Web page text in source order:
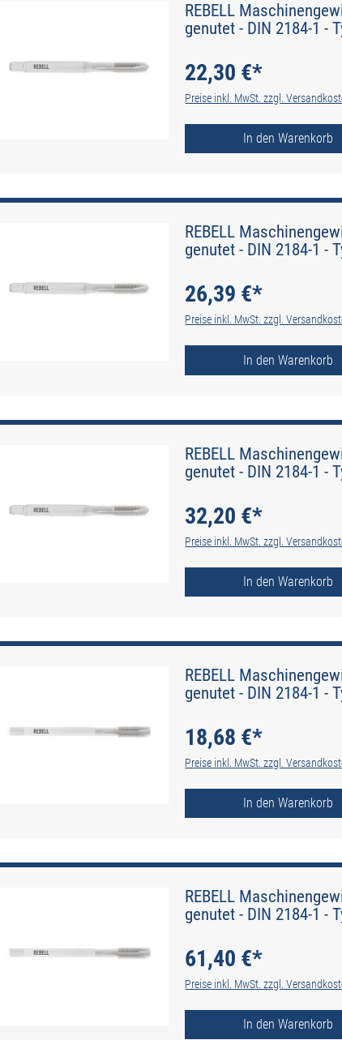
REBELL
genutet - DIN 2184-1 -
22,30 €*
Preise inkl. MwSt. zzgl.
In den Warenkorb
REBELL
genutet - DIN 2184-1 -
26,39 €*
Preise inkl. MwSt. zzgl.
In den Warenkorb
REBELL
genutet - DIN 2184-1 -
32,20 €*
Preise inkl. MwSt. zzgl.
In den Warenkorb
REBELL
genutet - DIN 2184-1 -
18,68 €*
Preise inkl. MwSt. zzgl.
In den Warenkorb
REBELL
genutet - DIN 2184-1 -
61,40 €*
Preise inkl. MwSt. zzgl.
In den Warenkorb